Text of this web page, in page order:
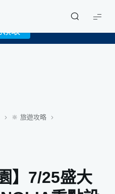
🔆 旅遊攻略
】7/25盛大
取免費 1GB eSIM！
取